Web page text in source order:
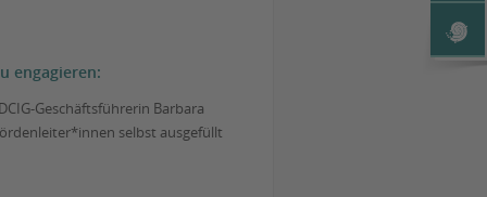
engagieren:
Geschäftsführerin Barbara
selbst ausgefüllt